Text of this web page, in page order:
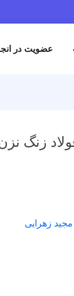
عضویت در
زنگ
زهرایی